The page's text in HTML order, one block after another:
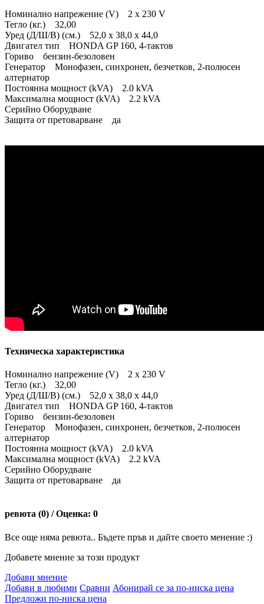
Номинално напрежение (V) 2 x 230 V
Тегло (кг.) 32,00
Уред (Д/Ш/В) (cм.) 52,0 x 38,0 x 44,0
Двигател тип HONDA GP 160, 4-тактов
Гориво бензин-безоловен
Генератор Монофазен, синхронен, безчетков, 2-полюсен
алтернатор
Постоянна мощност (kVA) 2.0 kVA
Максимална мощност (kVA) 2.2 kVA
Серийно Оборудване
Защита от претоварване да
Техническа характеристика
Номинално напрежение (V) 2 x 230 V
Тегло (кг.) 32,00
Уред (Д/Ш/В) (cм.) 52,0 x 38,0 x 44,0
Двигател тип HONDA GP 160, 4-тактов
Гориво бензин-безоловен
Генератор Монофазен, синхронен, безчетков, 2-полюсен
алтернатор
Постоянна мощност (kVA) 2.0 kVA
Максимална мощност (kVA) 2.2 kVA
Серийно Оборудване
Защита от претоварване да
ревюта (0) / Оценка: 0
Все още няма ревюта.. Бъдете пръв и дайте своето менение :)
Добавете мнение за този продукт
Добави мнение
Добави в любими Сравни Абонирай се за по-ниска цена
Предложи по-ниска цена